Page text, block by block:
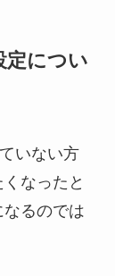
につい
いない方
なったと
るのでは